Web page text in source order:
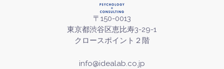
〒150-0013
東京都渋谷区恵比寿3-29-1
クロースポイント２階
info@idealab.co.jp